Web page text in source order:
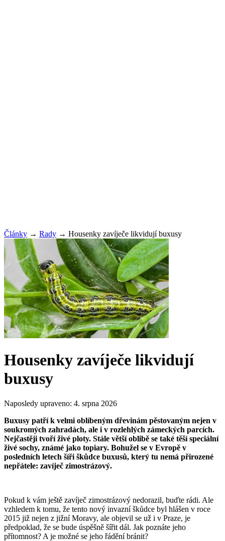
Články → Rady → Housenky zavíječe likvidují buxusy
Housenky zavíječe likvidují
buxusy
Naposledy upraveno: 4. srpna 2026
Buxusy patří k velmi oblíbeným dřevinám pěstovaným nejen v
soukromých zahradách, ale i v rozlehlých zámeckých parcích.
Nejčastěji tvoří živé ploty. Stále větší oblibě se také těší speciální
živé sochy, známé jako topiary. Bohužel se v Evropě v
posledních letech šíři škůdce buxusů, který tu nemá přirozené
nepřátele: zavíječ zimostrázový.
Pokud k vám ještě zavíječ zimostrázový nedorazil, buďte rádi. Ale
vzhledem k tomu, že tento nový invazní škůdce byl hlášen v roce
2015 již nejen z jižní Moravy, ale objevil se už i v Praze, je
předpoklad, že se bude úspěšně šířit dál. Jak poznáte jeho
přítomnost? A je možné se jeho řádění bránit?